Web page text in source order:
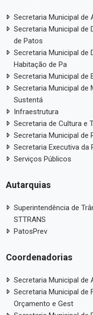
Secretaria Municipal de
Secretaria Municipal de
de Patos
Secretaria Municipal de
Habitação de Pa
Secretaria Municipal de
Secretaria Municipal de
Sustentá
Infraestrutura
Secretaria de Cultura e
Secretaria Municipal de
Secretaria Executiva
Serviços Públicos
Autarquias
Superintendência de
STTRANS
PatosPrev
Coordenadorias
Secretaria Municipal de
Secretaria Municipal de
Orçamento e Gest